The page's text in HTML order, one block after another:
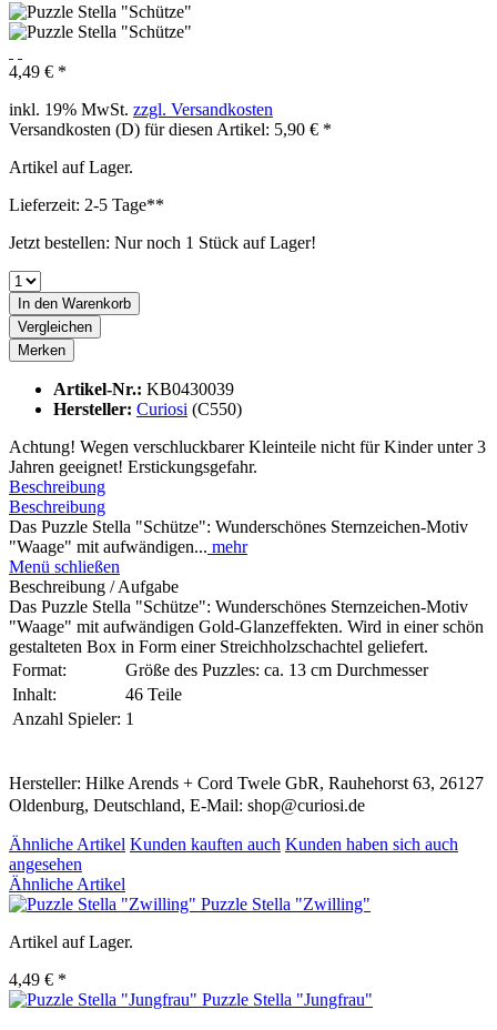
4,49 € *
inkl. 19% MwSt. zzgl. Versandkosten
Versandkosten (D) für diesen Artikel: 5,90 € *
Artikel auf Lager.
Lieferzeit: 2-5 Tage**
Jetzt bestellen: Nur noch 1 Stück auf Lager!
In den Warenkorb
Vergleichen
Merken
Artikel-Nr.: KB0430039
Hersteller: Curiosi (C550)
Achtung! Wegen verschluckbarer Kleinteile nicht für Kinder unter 3
Jahren geeignet! Erstickungsgefahr.
Beschreibung
Beschreibung
Das Puzzle Stella "Schütze": Wunderschönes Sternzeichen-Motiv
"Waage" mit aufwändigen... mehr
Menü schließen
Beschreibung / Aufgabe
Das Puzzle Stella "Schütze": Wunderschönes Sternzeichen-Motiv
"Waage" mit aufwändigen Gold-Glanzeffekten. Wird in einer schön
gestalteten Box in Form einer Streichholzschachtel geliefert.
Format:
Größe des Puzzles: ca. 13 cm Durchmesser
Inhalt:
46 Teile
Anzahl Spieler: 1
Hersteller: Hilke Arends + Cord Twele GbR, Rauhehorst 63, 26127
Oldenburg, Deutschland, E-Mail: shop@curiosi.de
Ähnliche Artikel Kunden kauften auch Kunden haben sich auch
angesehen
Ähnliche Artikel
Puzzle Stella "Zwilling"
Artikel auf Lager.
4,49 € *
Puzzle Stella "Jungfrau"